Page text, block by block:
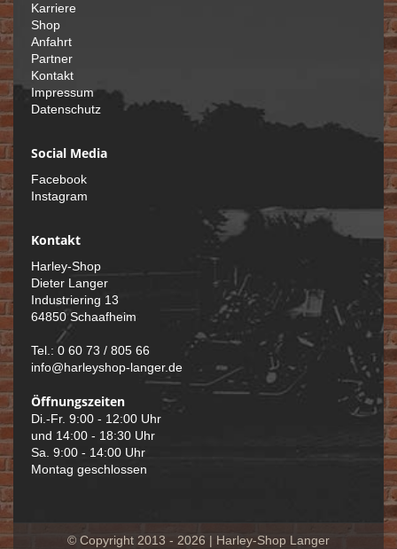
Karriere
Shop
Anfahrt
Partner
Kontakt
Impressum
Datenschutz
Social Media
Facebook
Instagram
Kontakt
Harley-Shop
Dieter Langer
Industriering 13
64850 Schaafheim
Tel.: 0 60 73 / 805 66
info@harleyshop-langer.de
Öffnungszeiten
Di.-Fr. 9:00 - 12:00 Uhr
und 14:00 - 18:30 Uhr
Sa. 9:00 - 14:00 Uhr
Montag geschlossen
© Copyright 2013 - 2026 | Harley-Shop Langer